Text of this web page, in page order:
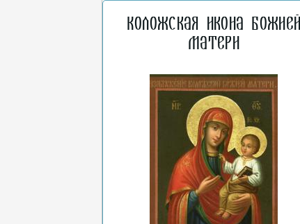
Коложская икона
Матери